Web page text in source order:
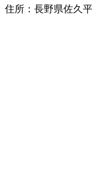
住所：長野県佐久